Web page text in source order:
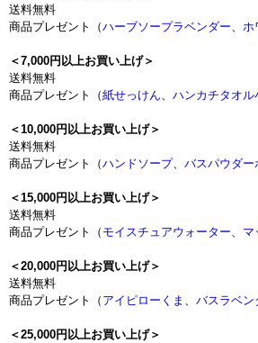
送料無料
商品プレゼント（ハーブソープラベンダー、 ホ
＜7,000円以上お買い上げ＞
送料無料
商品プレゼント（紙せっけん、 ハンカチタオル
＜10,000円以上お買い上げ＞
送料無料
商品プレゼント（ハンドソープ、 バスパウダー
＜15,000円以上お買い上げ＞
送料無料
商品プレゼント（ モイスチュアウォーター、 マ
＜20,000円以上お買い上げ＞
送料無料
商品プレゼント（ アイピローくま 、 バスラベン
＜25,000円以上お買い上げ＞